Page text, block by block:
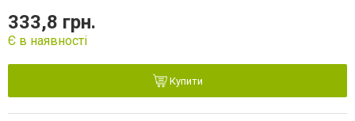
333,8 грн.
Є в наявності
Купити